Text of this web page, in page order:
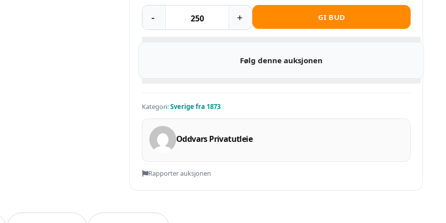
GI BUD
Følg denne auksjonen
Kategori:Sverige fra 1873
Oddvars Privatutleie
Rapporter auksjonen
Selg smartere – helt gratis på QXL.no
konto, legg ut auksjoner og nå kjøpere som faktisk er interessert.